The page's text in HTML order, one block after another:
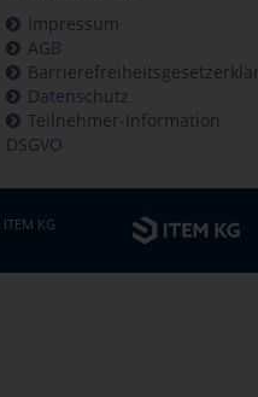
Impressum
AGB
Datenschutz
Teilnehmer-Information
DSGVO
ITEM KG